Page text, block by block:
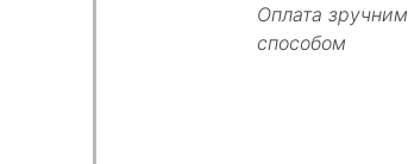
Оплата зручним
способом